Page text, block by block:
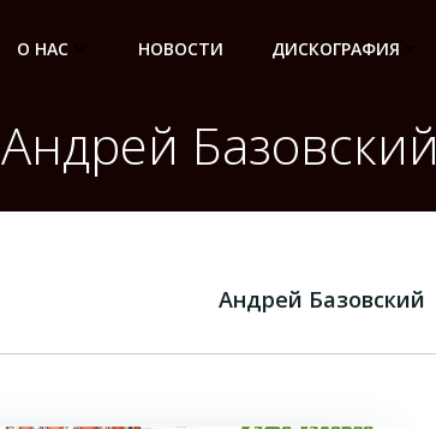
О НАС НОВОСТИ ДИСКОГРАФИЯ
Андрей Базовский
Андрей Базовский